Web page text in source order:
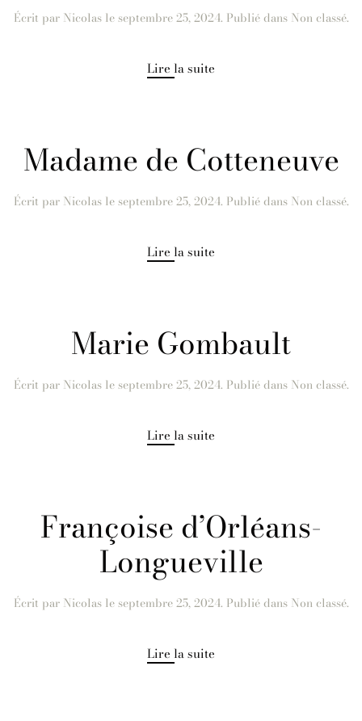
Écrit par Nicolasleseptembre 25, 2024. Publié dans Non classé.
Lire la suite
Madame de Cotteneuve
Écrit par Nicolasleseptembre 25, 2024. Publié dans Non classé.
Lire la suite
Marie Gombault
Écrit par Nicolasleseptembre 25, 2024. Publié dans Non classé.
Lire la suite
Françoise d’Orléans-
Longueville
Écrit par Nicolasleseptembre 25, 2024. Publié dans Non classé.
Lire la suite